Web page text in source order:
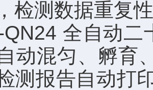
检测数据重复
全自动二
动混匀、孵育
测报告自动打